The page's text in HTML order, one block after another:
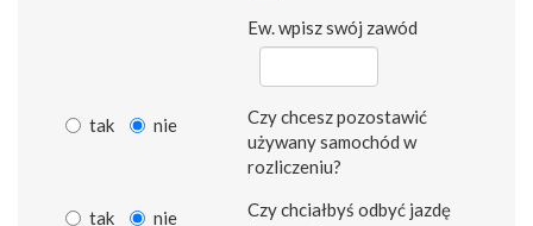
Ew. wpisz swój zawód
tak nie
Czy chcesz pozostawić
używany samochód w
rozliczeniu?
tak nie
Czy chciałbyś odbyć jazdę